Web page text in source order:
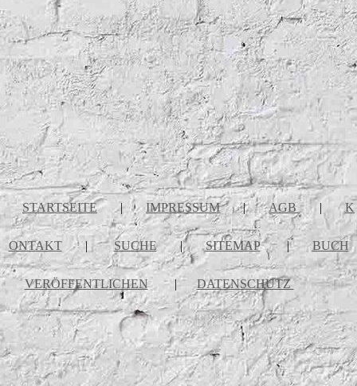
STARTSEITE | IMPRESSUM | AGB | K
ONTAKT | SUCHE | SITEMAP | BUCH
VERÖFFENTLICHEN | DATENSCHUTZ